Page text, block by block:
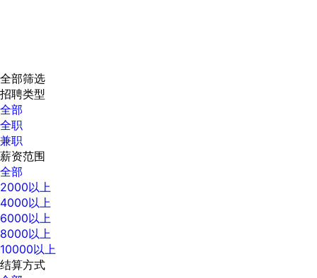
全部筛选
招聘类型
全部
全职
兼职
薪资范围
全部
2000以上
4000以上
6000以上
8000以上
10000以上
结算方式